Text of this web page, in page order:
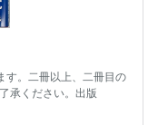
す。二冊以上、二冊目の
承ください。出版